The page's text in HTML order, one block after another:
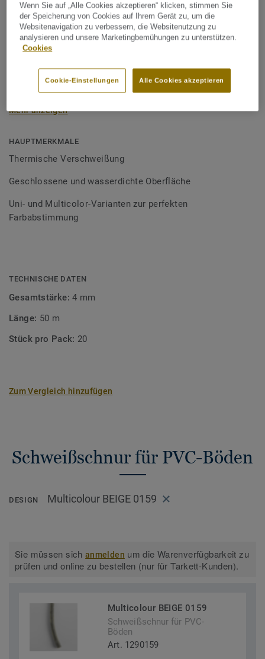
Schweißschnur für PVC-Böden
- Multicolour BEIGE 0159
zweier PVC-Bahnen verwendet und sorgen für eine
wasserdichte und geschlossene Oberfläche, Grundlage für
Schweißschnüre sind erhältlich in den Varianten Uni und
Bodenbelagssortiment abgestimmt. Durch die Verwendung
von Kontrastfarben lassen sich auch besondere
Mehr anzeigen
HAUPTMERKMALE
Thermische Verschweißung
Geschlossene und wasserdichte Oberfläche
Uni- und Multicolor-Varianten zur perfekten
Farbabstimmung
TECHNISCHE DATEN
Gesamtstärke:4 mm
Länge: 50 m
Stück pro Pack: 20
Zum Vergleich hinzufügen
Schweißschnur für PVC-Böden
DESIGN Multicolour BEIGE 0159
Sie müssen sichanmelden um die Warenverfügbarkeit zu
prüfen und online zu bestellen (nur für Tarkett-Kunden).
Multicolour BEIGE 0159
Schweißschnur für PVC-
Böden
Art. 1290159
Wenn Sie auf „Alle Cookies akzeptieren“ klicken, stimmen Sie
der Speicherung von Cookies auf Ihrem Gerät zu, um die
Websitenavigation zu verbessern, die Websitenutzung zu
analysieren und unsere Marketingbemühungen zu unterstützen.
Cookies
Alle Cookies akzeptieren
Cookie-Einstellungen